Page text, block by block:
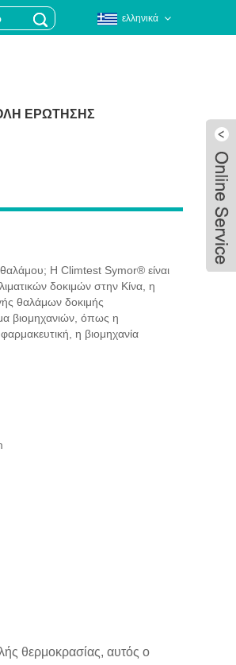
ελληνικά
ΕΡΏΤΗΣΗΣ
Η Climtest Symor® είναι
δοκιμών στην Κίνα, η
θαλάμων δοκιμής
βιομηχανιών, όπως η
η βιομηχανία
θερμοκρασίας, αυτός ο